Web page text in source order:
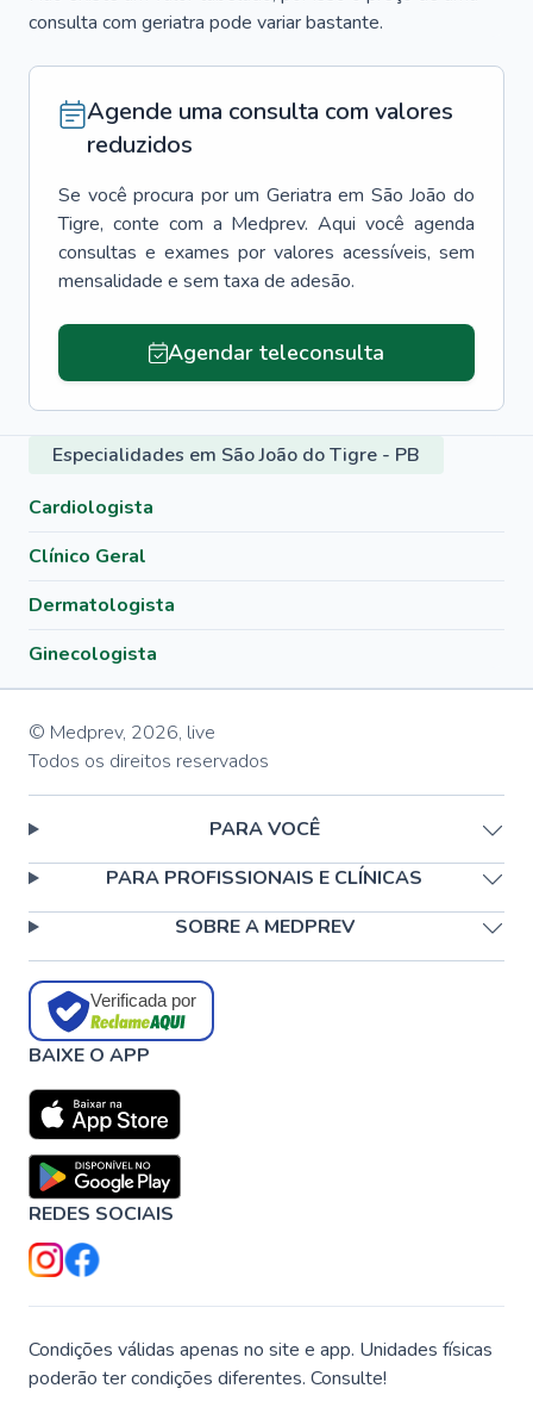
consulta com geriatra pode variar bastante.
Agende uma consulta com valores
reduzidos
Se você procura por um Geriatra em São João do
Tigre, conte com a Medprev. Aqui você agenda
consultas e exames por valores acessíveis, sem
mensalidade e sem taxa de adesão.
Agendar teleconsulta
Especialidades em São João do Tigre - PB
Cardiologista
Clínico Geral
Dermatologista
Ginecologista
© Medprev, 2026, live
Todos os direitos reservados
PARA VOCÊ
PARA PROFISSIONAIS E CLÍNICAS
SOBRE A MEDPREV
Verificada por
BAIXE O APP
REDES SOCIAIS
Condições válidas apenas no site e app. Unidades físicas
poderão ter condições diferentes. Consulte!